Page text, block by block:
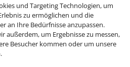
und Targeting Technologien, um
zu ermöglichen und die
an Ihre Bedürfnisse anzupassen.
außerdem, um Ergebnisse zu messen,
Besucher kommen oder um unsere
444 €